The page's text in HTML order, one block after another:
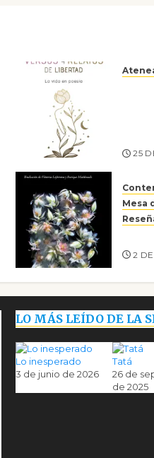
25
Mesa
2
LO MÁS LEÍDO DE LA
Lo inesperado
3 de junio de 2026
Tatá
26 de
de 2025